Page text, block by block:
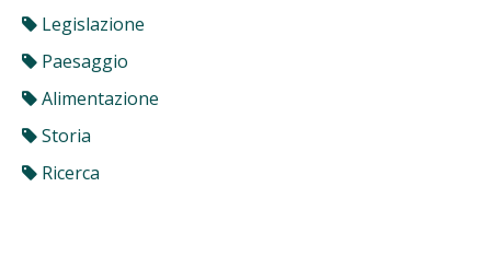
Legislazione
Paesaggio
Alimentazione
Storia
Ricerca